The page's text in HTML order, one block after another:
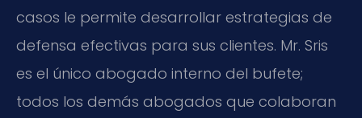
casos le permite desarrollar estrategias de
defensa efectivas para sus clientes. Mr. Sris
es el único abogado interno del bufete;
todos los demás abogados que colaboran